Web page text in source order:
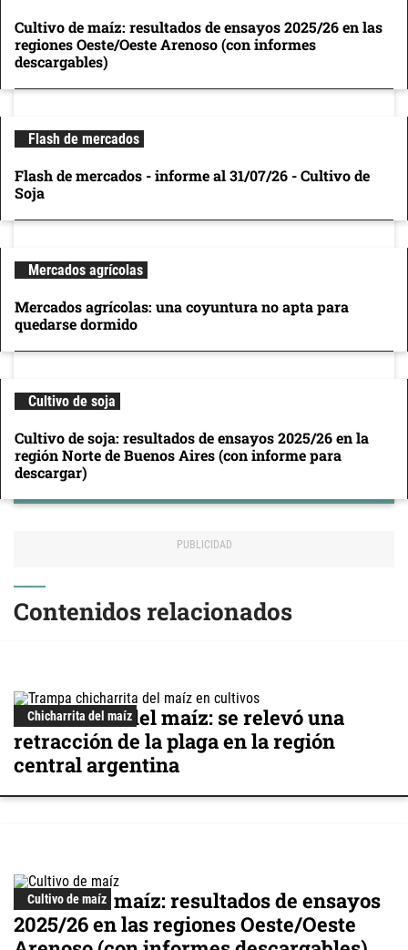
Cultivo de maíz: resultados de ensayos 2025/26 en las
regiones Oeste/Oeste Arenoso (con informes
descargables)
Flash de mercados
Flash de mercados - informe al 31/07/26 - Cultivo de
Soja
Mercados agrícolas
Mercados agrícolas: una coyuntura no apta para
quedarse dormido
Cultivo de soja
Cultivo de soja: resultados de ensayos 2025/26 en la
región Norte de Buenos Aires (con informe para
descargar)
Contenidos relacionados
Chicharrita del maíz
Chicharrita del maíz: se relevó una
retracción de la plaga en la región
central argentina
Cultivo de maíz
Cultivo de maíz: resultados de ensayos
2025/26 en las regiones Oeste/Oeste